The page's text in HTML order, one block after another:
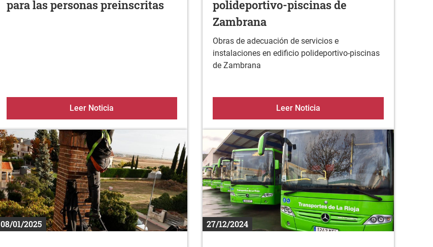
para las personas preinscritas
Leer Noticia Limpieza de chimeneas / Cita para las personas preinscritas
polideportivo-piscinas de
Zambrana
Obras de adecuación de servicios e
instalaciones en edificio polideportivo-piscinas
de Zambrana
Leer Noticia
08/01/2025 27/12/2024